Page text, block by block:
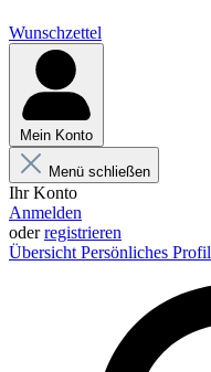
Wunschzettel
Mein Konto
Menü schließen
Ihr Konto
Anmelden
oderregistrieren
Übersicht Persönliches Profil